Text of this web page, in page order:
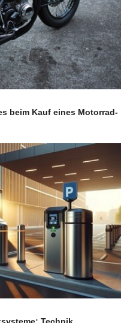
beim Kauf eines Motorrad-